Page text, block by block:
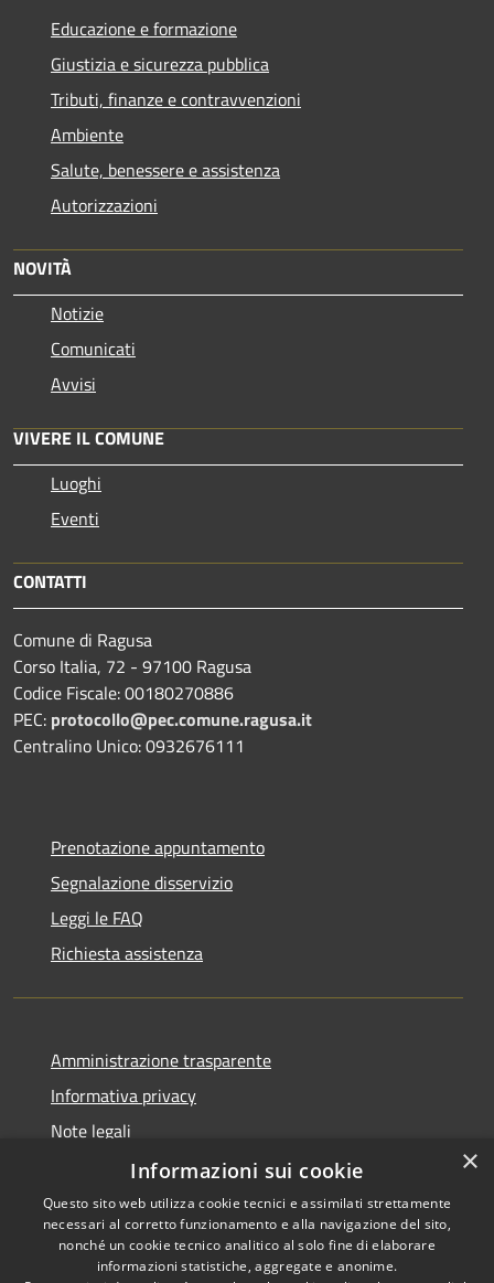
Educazione e formazione
Giustizia e sicurezza pubblica
Tributi, finanze e contravvenzioni
Ambiente
Salute, benessere e assistenza
Autorizzazioni
NOVITÀ
Notizie
Comunicati
Avvisi
VIVERE IL COMUNE
Luoghi
Eventi
CONTATTI
Comune di Ragusa
Corso Italia, 72 - 97100 Ragusa
Codice Fiscale: 00180270886
PEC: protocollo@pec.comune.ragusa.it
Centralino Unico: 0932676111
Prenotazione appuntamento
Segnalazione disservizio
Leggi le FAQ
Richiesta assistenza
Amministrazione trasparente
Informativa privacy
Note legali
Dichiarazione di accessibilità
RSS Copyright © 2026 • Town of
×
Informazioni sui cookie
Questo sito web utilizza cookie tecnici e assimilati strettamente
necessari al corretto funzionamento e alla navigazione del sito,
nonché un cookie tecnico analitico al solo fine di elaborare
informazioni statistiche, aggregate e anonime.